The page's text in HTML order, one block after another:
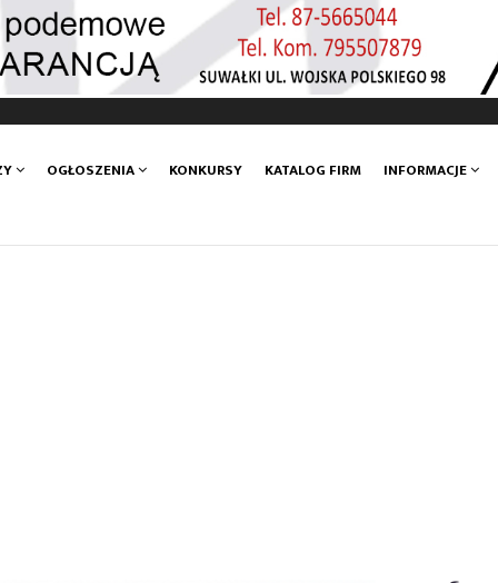
OGŁOSZENIA KONKURSY KATALOG FIRM INFORMACJE